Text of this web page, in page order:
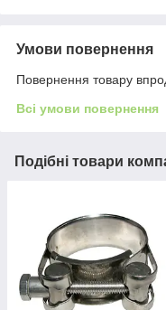
Умови повернення
Повернення товару
Всі умови повернення
Подібні товари